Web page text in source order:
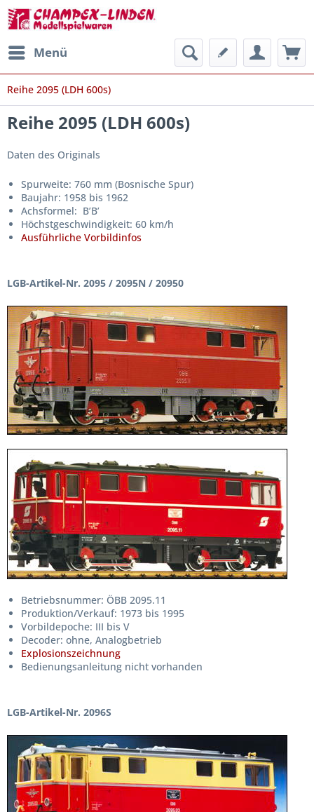
Menü
Reihe 2095 (LDH 600s)
Reihe 2095 (LDH 600s)
Daten des Originals
Spurweite: 760 mm (Bosnische Spur)
Baujahr: 1958 bis 1962
Achsformel: B’B’
Höchstgeschwindigkeit: 60 km/h
Ausführliche Vorbildinfos
LGB-Artikel-Nr. 2095 / 2095N / 20950
Betriebsnummer: ÖBB 2095.11
Produktion/Verkauf: 1973 bis 1995
Vorbildepoche: III bis V
Decoder: ohne, Analogbetrieb
Explosionszeichnung
Bedienungsanleitung nicht vorhanden
LGB-Artikel-Nr. 2096S